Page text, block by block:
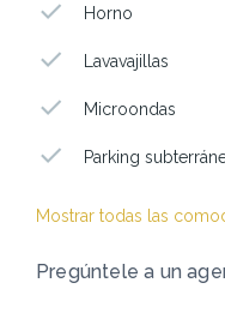
Horno
Lavavajillas
Microondas
Parking
Mostrar todas las
Pregúntele a un